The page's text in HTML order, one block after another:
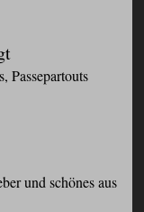
Passepartouts
und schönes aus